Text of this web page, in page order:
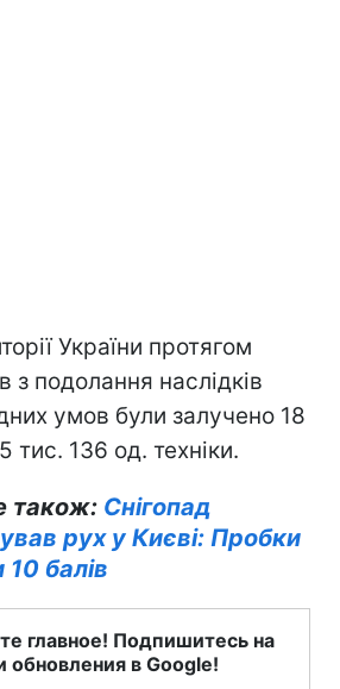
України протягом
з подолання наслідків
умов були залучено 18
тис. 136 од. техніки.
також: Снігопад
рух у Києві: Пробки
10 балів
главное! Подпишитесь на
обновления в Google!